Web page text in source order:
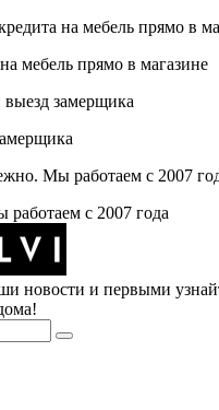
мебель прямо в магазине
с 2007 года
новости и первыми